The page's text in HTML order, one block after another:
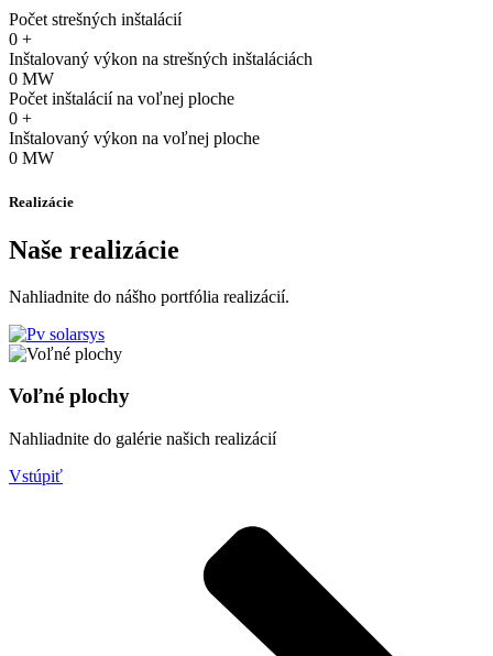
Počet strešných inštalácií
0 +
Inštalovaný výkon na strešných inštaláciách
0 MW
Počet inštalácií na voľnej ploche
0 +
Inštalovaný výkon na voľnej ploche
0 MW
Realizácie
Naše realizácie
Nahliadnite do nášho portfólia realizácií.
Voľné plochy
Nahliadnite do galérie našich realizácií
Vstúpiť